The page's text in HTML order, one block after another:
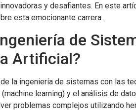
y desafiantes. En este
esta emocionante carrera.
de
Artificial?
la ingeniería de sistemas con las
learning) y el análisis de
problemas complejos utilizando